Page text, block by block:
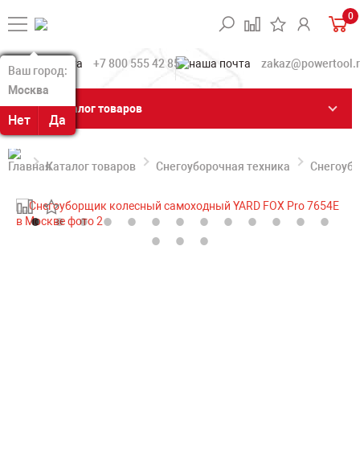
Ваш город:
Москва
Нет Да
Ваш город:
Москва
Нет Да
0
+7 800 555 42 85
Каталог товаров
Каталог товаров Снегоуборочная техника